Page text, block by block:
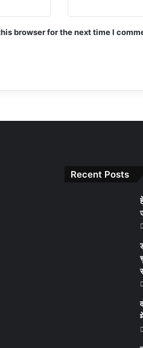
browser for the next time I
Recent Posts